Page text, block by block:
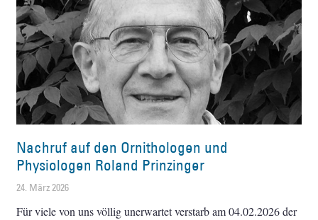
Nachruf auf den Ornithologen und
Physiologen Roland Prinzinger
24. März 2026
Für viele von uns völlig unerwartet verstarb am 04.02.2026 der